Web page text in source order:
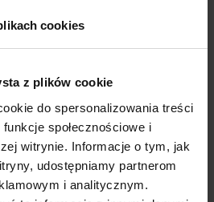
cookies
z plików cookie
do spersonalizowania treści
społecznościowe i
witrynie. Informacje o tym, jak
udostępniamy partnerom
i analitycznym.